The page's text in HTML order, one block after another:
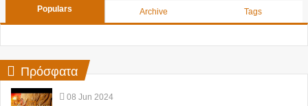
Populars Archive Tags
Πρόσφατα
08 Jun 2024